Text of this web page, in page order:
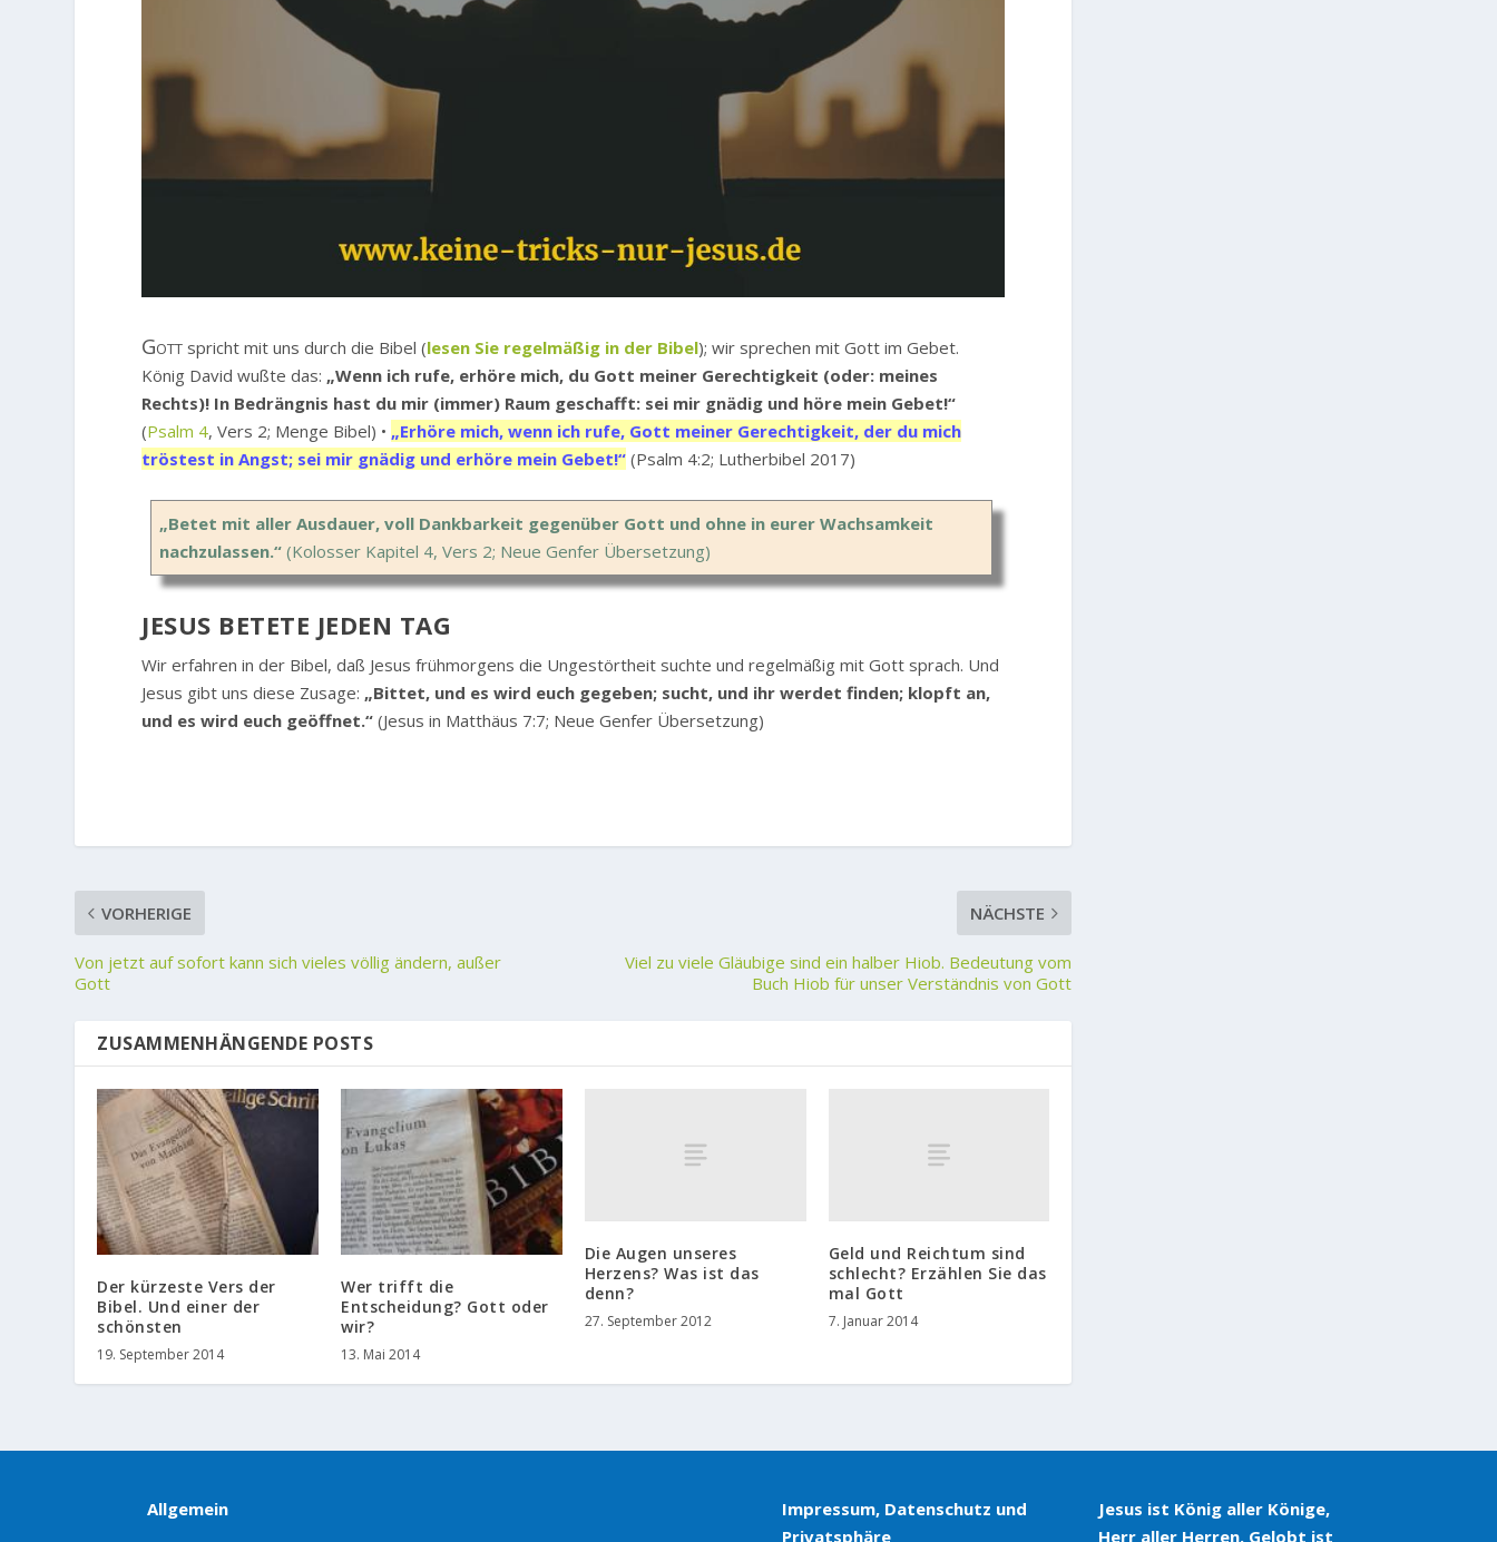
Gott spricht mit uns durch die Bibel (lesen Sie regelmäßig in der Bibel); wir sprechen mit Gott im Gebet.
König David wußte das: „Wenn ich rufe, erhöre mich, du Gott meiner Gerechtigkeit (oder: meines
Rechts)! In Bedrängnis hast du mir (immer) Raum geschafft: sei mir gnädig und höre mein Gebet!“
(Psalm 4, Vers 2; Menge Bibel) • „Erhöre mich, wenn ich rufe, Gott meiner Gerechtigkeit, der du mich
tröstest in Angst; sei mir gnädig und erhöre mein Gebet!“ (Psalm 4:2; Lutherbibel 2017)
„Betet mit aller Ausdauer, voll Dankbarkeit gegenüber Gott und ohne in eurer Wachsamkeit
nachzulassen.“ (Kolosser Kapitel 4, Vers 2; Neue Genfer Übersetzung)
JESUS BETETE JEDEN TAG
Wir erfahren in der Bibel, daß Jesus frühmorgens die Ungestörtheit suchte und regelmäßig mit Gott sprach. Und
Jesus gibt uns diese Zusage: „Bittet, und es wird euch gegeben; sucht, und ihr werdet finden; klopft an,
und es wird euch geöffnet.“ (Jesus in Matthäus 7:7; Neue Genfer Übersetzung)
VORHERIGE
Von jetzt auf sofort kann sich vieles völlig ändern, außer
Gott
NÄCHSTE
Viel zu viele Gläubige sind ein halber Hiob. Bedeutung vom
Buch Hiob für unser Verständnis von Gott
ZUSAMMENHÄNGENDE POSTS
Der kürzeste Vers der
Bibel. Und einer der
schönsten
19. September 2014
Wer trifft die
Entscheidung? Gott oder
wir?
13. Mai 2014
Die Augen unseres
Herzens? Was ist das
denn?
27. September 2012
Geld und Reichtum sind
schlecht? Erzählen Sie das
mal Gott
7. Januar 2014
Allgemein
Impressum, Datenschutz und
Privatsphäre
Jesus ist König aller Könige,
Herr aller Herren. Gelobt ist